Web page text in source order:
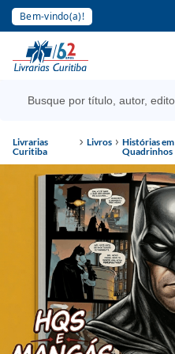
Bem-vindo(a)!
Livrarias
Curitiba
Livros
Histórias em
Quadrinhos